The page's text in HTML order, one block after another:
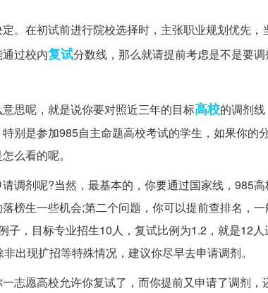
。在初试前进行院校选择时，主张职业规划优先，
过校内复试分数线，那么就请提前考虑是不是要
思呢，就是说你要对照近三年的目标高校的调剂
别是参加985自主命题高校考试的学生，如果你的
么看的呢。
调剂呢?当然，最基本的，你要通过国家线，985
榜生一些机会;第二个问题，你可以提前查排名，
，目标专业招生10人，复试比例为1.2，就是12
出现扩招等特殊情况，建议你尽早去申请调剂。
志愿高校允许你复试了，而你提前又申请了调剂，